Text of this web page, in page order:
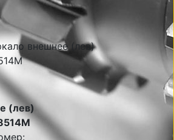
(лев)